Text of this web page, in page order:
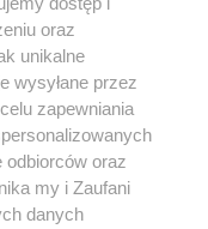
oraz
unikalne
wysyłane przez
zapewniania
odbiorców oraz
my i Zaufani
danych